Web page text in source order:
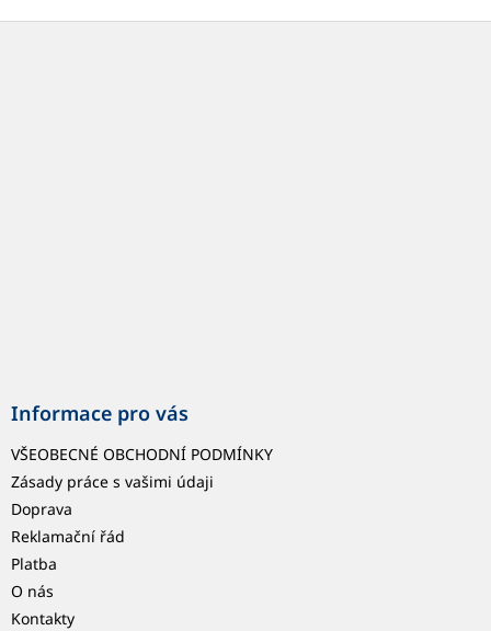
Z
Informace pro vás
VŠEOBECNÉ OBCHODNÍ PODMÍNKY
Zásady práce s vašimi údaji
Doprava
Reklamační řád
Platba
O nás
Kontakty